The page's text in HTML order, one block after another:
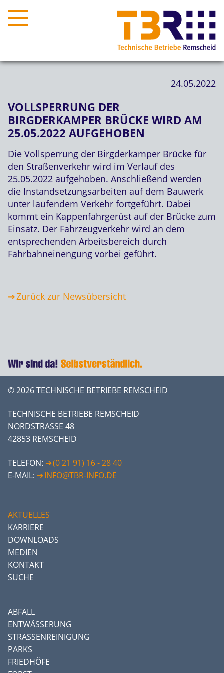
24.05.2022
VOLLSPERRUNG DER
BIRGDERKAMPER BRÜCKE WIRD AM
25.05.2022 AUFGEHOBEN
Die Vollsperrung der Birgderkamper Brücke für
den Straßenverkehr wird im Verlauf des
25.05.2022 aufgehoben. Anschließend werden
die Instandsetzungsarbeiten auf dem Bauwerk
unter laufendem Verkehr fortgeführt. Dabei
kommt ein Kappenfahrgerüst auf der Brücke zum
Einsatz. Der Fahrzeugverkehr wird an dem
entsprechenden Arbeitsbereich durch
Fahrbahneinengung vorbei geführt.
Zurück zur Newsübersicht
© 2026 TECHNISCHE BETRIEBE REMSCHEID
TECHNISCHE BETRIEBE REMSCHEID
NORDSTRASSE 48
42853 REMSCHEID
TELEFON:
(0 21 91) 16 - 28 40
E-MAIL:
INFO@TBR-INFO.DE
AKTUELLES
KARRIERE
DOWNLOADS
MEDIEN
KONTAKT
SUCHE
ABFALL
ENTWÄSSERUNG
STRASSENREINIGUNG
PARKS
FRIEDHÖFE